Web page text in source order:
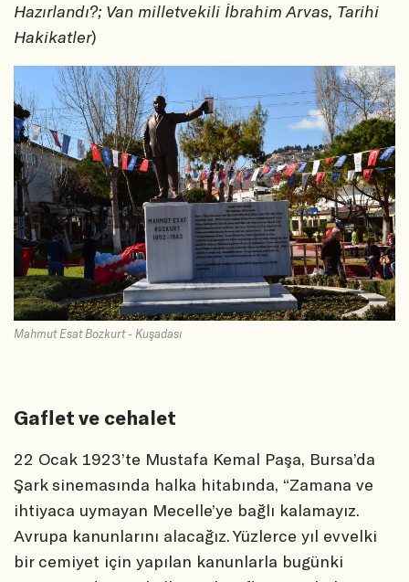
Hazırlandı?; Van milletvekili İbrahim Arvas, Tarihi
Hakikatler)
Mahmut Esat Bozkurt - Kuşadası
Gaflet ve cehalet
22 Ocak 1923’te Mustafa Kemal Paşa, Bursa’da
Şark sinemasında halka hitabında, “Zamana ve
ihtiyaca uymayan Mecelle’ye bağlı kalamayız.
Avrupa kanunlarını alacağız. Yüzlerce yıl evvelki
bir cemiyet için yapılan kanunlarla bugünki